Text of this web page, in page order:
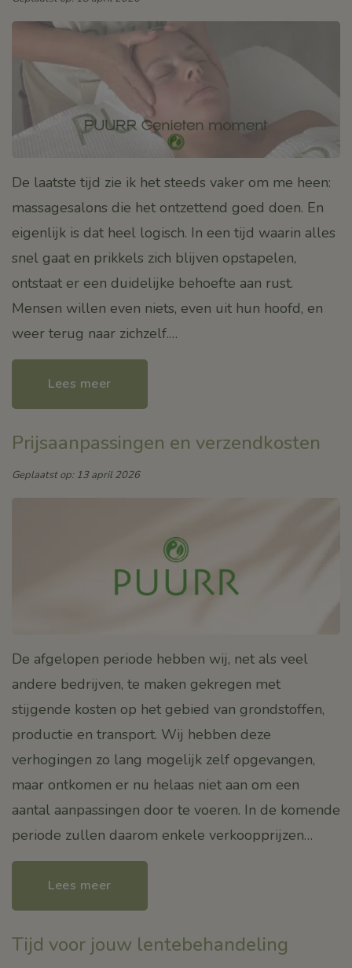
De laatste tijd zie ik het steeds vaker om me heen:
massagesalons die het ontzettend goed doen. En
eigenlijk is dat heel logisch. In een tijd waarin alles
snel gaat en prikkels zich blijven opstapelen,
ontstaat er een duidelijke behoefte aan rust.
Mensen willen even niets, even uit hun hoofd, en
weer terug naar zichzelf.…
Lees meer
Prijsaanpassingen en verzendkosten
Geplaatst op: 13 april 2026
De afgelopen periode hebben wij, net als veel
andere bedrijven, te maken gekregen met
stijgende kosten op het gebied van grondstoffen,
productie en transport. Wij hebben deze
verhogingen zo lang mogelijk zelf opgevangen,
maar ontkomen er nu helaas niet aan om een
aantal aanpassingen door te voeren. In de komende
periode zullen daarom enkele verkoopprijzen…
Lees meer
Tijd voor jouw lentebehandeling